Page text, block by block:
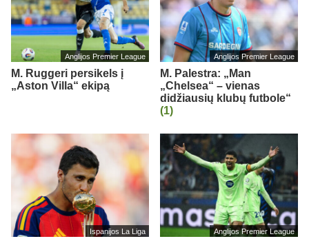
Anglijos Premier League
M. Ruggeri persikels į
„Aston Villa“ ekipą
Anglijos Premier League
M. Palestra: „Man
„Chelsea“ – vienas
didžiausių klubų futbole“
(1)
Ispanijos La Liga Anglijos Premier League